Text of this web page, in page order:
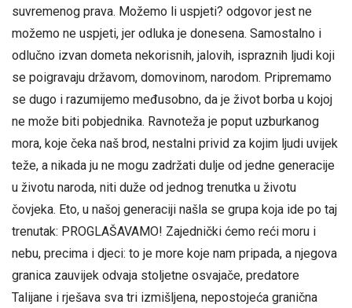
suvremenog prava. Možemo li uspjeti? odgovor jest ne
možemo ne uspjeti, jer odluka je donesena. Samostalno i
odlučno izvan dometa nekorisnih, jalovih, ispraznih ljudi koji
se poigravaju državom, domovinom, narodom. Pripremamo
se dugo i razumijemo međusobno, da je život borba u kojoj
ne može biti pobjednika. Ravnoteža je poput uzburkanog
mora, koje čeka naš brod, nestalni privid za kojim ljudi uvijek
teže, a nikada ju ne mogu zadržati dulje od jedne generacije
u životu naroda, niti duže od jednog trenutka u životu
čovjeka. Eto, u našoj generaciji našla se grupa koja ide po taj
trenutak: PROGLAŠAVAMO! Zajednički ćemo reći moru i
nebu, precima i djeci: to je more koje nam pripada, a njegova
granica zauvijek odvaja stoljetne osvajače, predatore
Talijane i rješava sva tri izmišljena, nepostojeća granična